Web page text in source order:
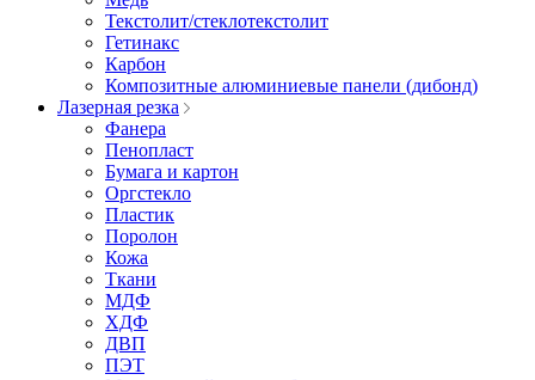
Текстолит/стеклотекстолит
Гетинакс
Карбон
Композитные алюминиевые панели (дибонд)
Лазерная резка
Фанера
Пенопласт
Бумага и картон
Оргстекло
Пластик
Поролон
Кожа
Ткани
МДФ
ХДФ
ДВП
ПЭТ